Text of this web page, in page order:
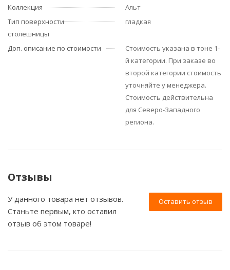
Коллекция
Альт
Тип поверхности
столешницы
гладкая
Доп. описание по стоимости
Стоимость указана в тоне 1-
й категории. При заказе во
второй категории стоимость
уточняйте у менеджера.
Стоимость действительна
для Северо-Западного
региона.
Отзывы
Оставить отзыв
У данного товара нет отзывов.
Станьте первым, кто оставил
отзыв об этом товаре!